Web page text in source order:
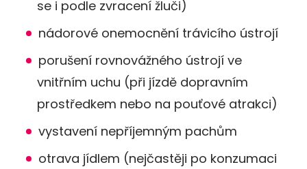
se i podle zvracení žluči)
nádorové onemocnění trávicího ústrojí
porušení rovnovážného ústrojí ve
vnitřním uchu (při jízdě dopravním
prostředkem nebo na pouťové atrakci)
vystavení nepříjemným pachům
otrava jídlem (nejčastěji po konzumaci